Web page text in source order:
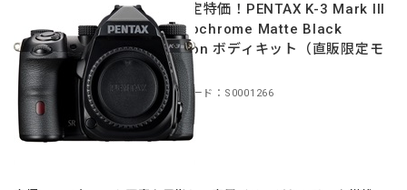
＊限定特価！PENTAX K-3 Mark III
Monochrome Matte Black
Edition ボディキット（直販限定モ
デル）
商品コード：S0001266